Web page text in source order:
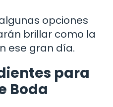
opciones
brillar como la
ese gran día.
para
Boda